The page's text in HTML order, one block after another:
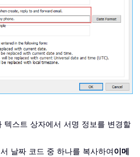
텍스트 상자에서 서명 정보를 변경할
날짜 코드 중 하나를 복사하여이메